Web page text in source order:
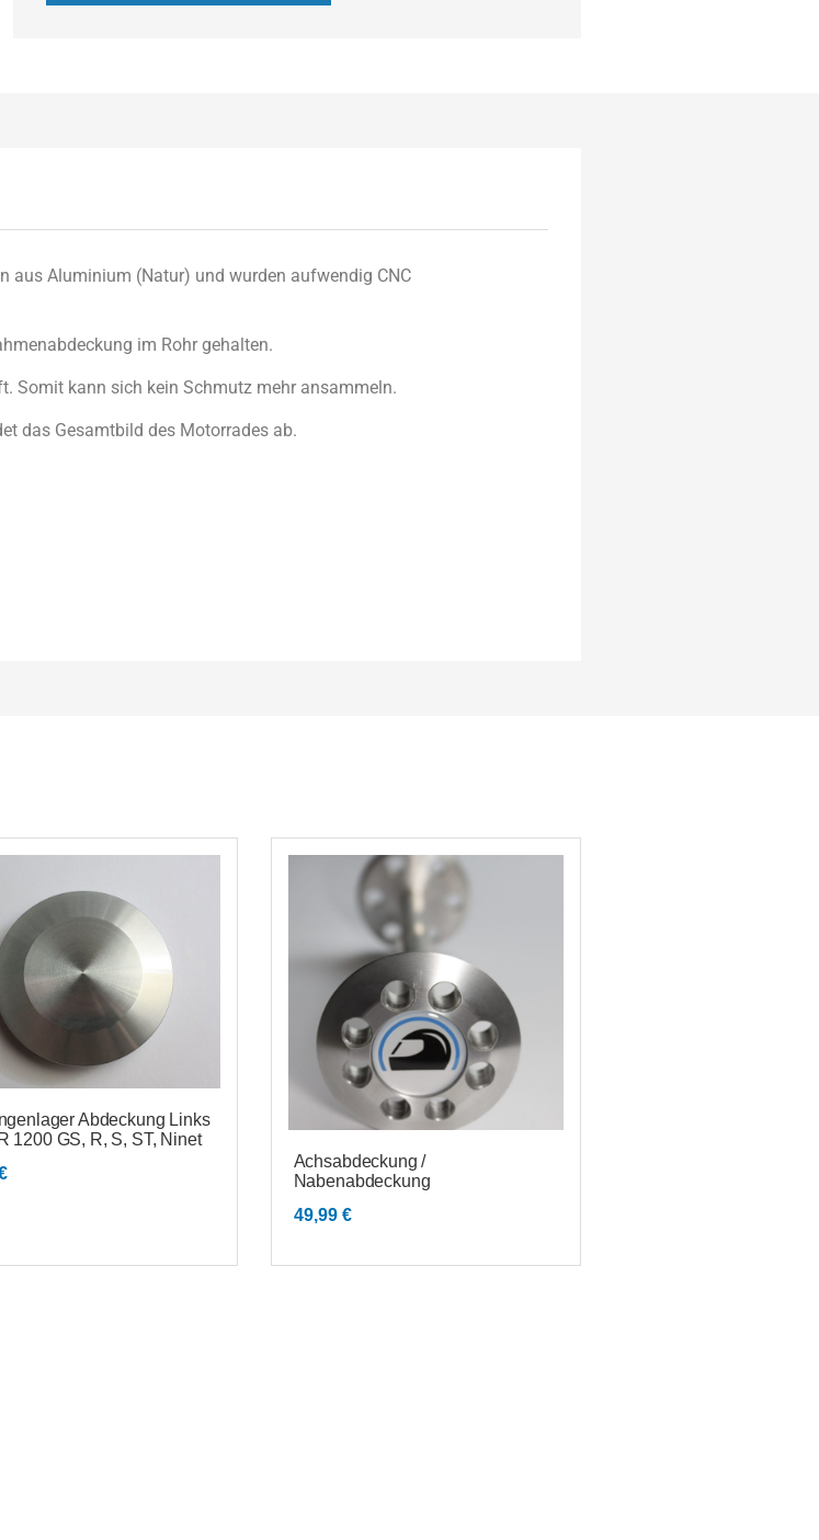
aus Aluminium (Natur) und wurden aufwendig CNC
im Rohr gehalten.
Somit kann sich kein Schmutz mehr ansammeln.
das Gesamtbild des Motorrades ab.
Abdeckung Links
1200 GS, R, S, ST, Ninet
Achsabdeckung /
Nabenabdeckung
49,99 €